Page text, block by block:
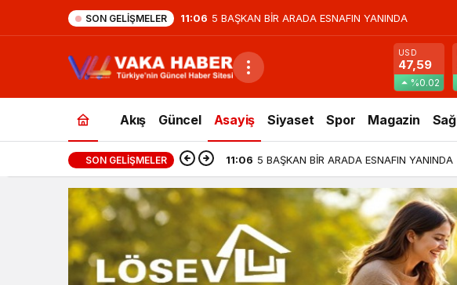
SON GELIŞMELER 11:06 5 BAŞKAN BİR ARADA ESNAFIN YANINDA
USD
47,59
%0.02
Akış Güncel Asayiş Siyaset Spor Magazin
SON GELIŞMELER 11:06 5 BAŞKAN BİR ARADA ESNAFIN YANINDA